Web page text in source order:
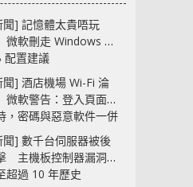
聞] 記憶體太貴唔玩
軟刪走 Windows 11
配置建議
聞] 酒店機場 Wi-Fi 淪
軟警告：登入頁面可
，密碼與惡意軟件一併
聞] 數千台伺服器被後
主機板控制器漏洞部
超過 10 年歷史